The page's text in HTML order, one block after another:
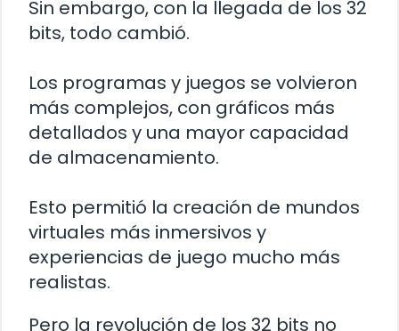
Sin embargo, con la llegada de los 32
bits, todo cambió.
Los programas y juegos se volvieron
más complejos, con gráficos más
detallados y una mayor capacidad
de almacenamiento.
Esto permitió la creación de mundos
virtuales más inmersivos y
experiencias de juego mucho más
realistas.
Pero la revolución de los 32 bits no